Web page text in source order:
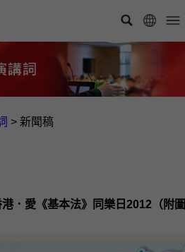
> 新聞稿
港．愛《基本法》同樂日2012（附